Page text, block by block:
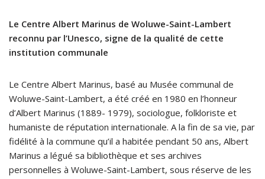
Le Centre Albert Marinus de Woluwe-Saint-Lambert
reconnu par l’Unesco, signe de la qualité de cette
institution communale
Le Centre Albert Marinus, basé au Musée communal de
Woluwe-Saint-Lambert, a été créé en 1980 en l’honneur
d’Albert Marinus (1889- 1979), sociologue, folkloriste et
humaniste de réputation internationale. A la fin de sa vie, par
fidélité à la commune qu’il a habitée pendant 50 ans, Albert
Marinus a légué sa bibliothèque et ses archives
personnelles à Woluwe-Saint-Lambert, sous réserve de les